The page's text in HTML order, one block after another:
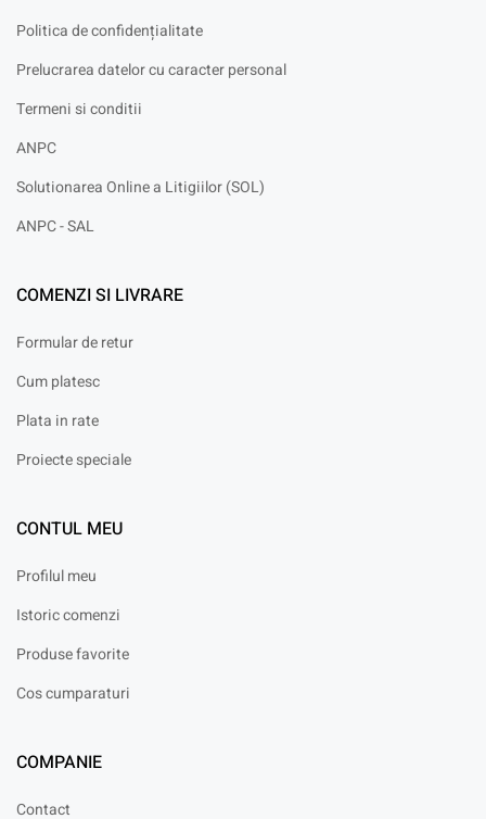
Politica de confidențialitate
Prelucrarea datelor cu caracter personal
Termeni si conditii
ANPC
Solutionarea Online a Litigiilor (SOL)
ANPC - SAL
COMENZI SI LIVRARE
Formular de retur
Cum platesc
Plata in rate
Proiecte speciale
CONTUL MEU
Profilul meu
Istoric comenzi
Produse favorite
Cos cumparaturi
COMPANIE
Contact